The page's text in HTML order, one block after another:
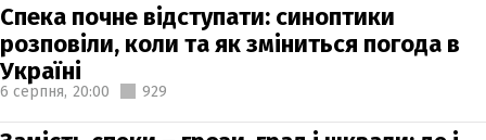
Спека почне відступати: синоптики
розповіли, коли та як зміниться погода в
Україні
6 серпня, 20:00 929